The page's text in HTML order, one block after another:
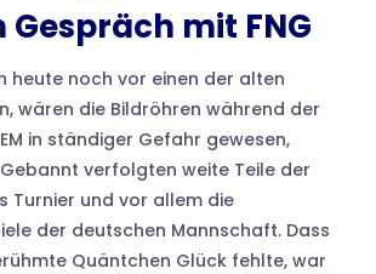
Gespräch mit FNG
heute noch vor einen der alten
wären die Bildröhren während der
in ständiger Gefahr gewesen,
verfolgten weite Teile der
Turnier und vor allem die
der deutschen Mannschaft. Dass
Quäntchen Glück fehlte, war